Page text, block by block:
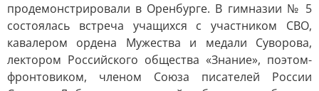
продемонстрировали в Оренбурге. В гимназии № 5
состоялась встреча учащихся с участником СВО,
кавалером ордена Мужества и медали Суворова,
лектором Российского общества «Знание», поэтом-
фронтовиком, членом Союза писателей России